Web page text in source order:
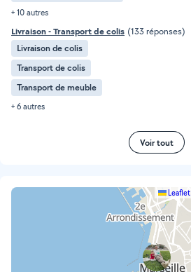
+ 10 autres
Livraison - Transport de colis (133 réponses)
Livraison de colis
Transport de colis
Transport de meuble
+ 6 autres
Voir tout
Leaflet